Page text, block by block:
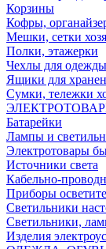
Корзины
Кофры,
Мешки, сетки
Полки, этажерки
Чехлы для
Ящики для
Сумки, тележки
Батарейки
Лампы и
Электротовары
Источники света
Кабельно-
Приборы
Светильники
Светильники,
Изделия